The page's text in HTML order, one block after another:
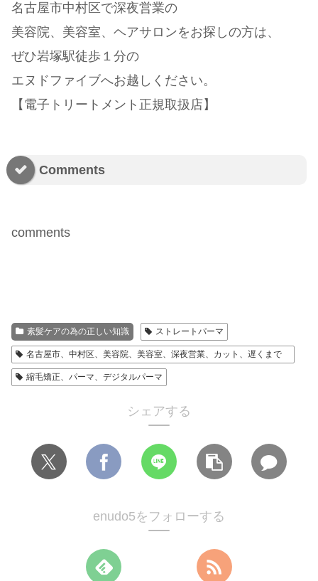
名古屋市中村区で深夜営業の
美容院、美容室、ヘアサロンをお探しの方は、
ぜひ岩塚駅徒歩１分の
エヌドファイブへお越しください。
【電子トリートメント正規取扱店】
Comments
comments
素髪ケアの為の正しい知識 ストレートパーマ
名古屋市、中村区、美容院、美容室、深夜営業、カット、遅くまで
縮毛矯正、パーマ、デジタルパーマ
シェアする
enudo5をフォローする